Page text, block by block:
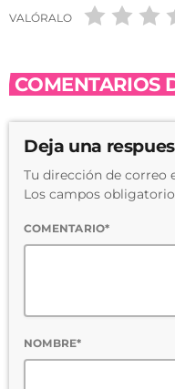
VALÓRALO
COMENTARIOS
Deja una
Tu dirección de correo
Los campos
COMENTARIO*
NOMBRE*